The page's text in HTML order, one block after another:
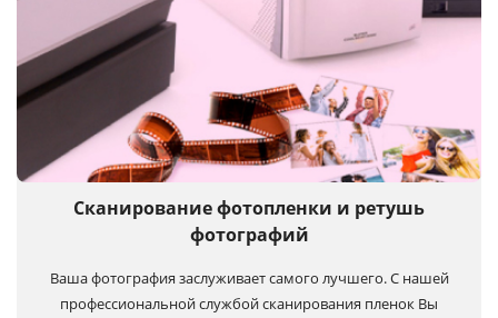
Сканирование фотопленки и ретушь
фотографий
Ваша фотография заслуживает самого лучшего. С нашей
профессиональной службой сканирования пленок Вы